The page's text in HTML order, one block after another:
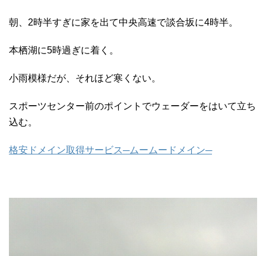
朝、2時半すぎに家を出て中央高速で談合坂に4時半。
本栖湖に5時過ぎに着く。
小雨模様だが、それほど寒くない。
スポーツセンター前のポイントでウェーダーをはいて立ち
込む。
格安ドメイン取得サービス─ムームードメイン─